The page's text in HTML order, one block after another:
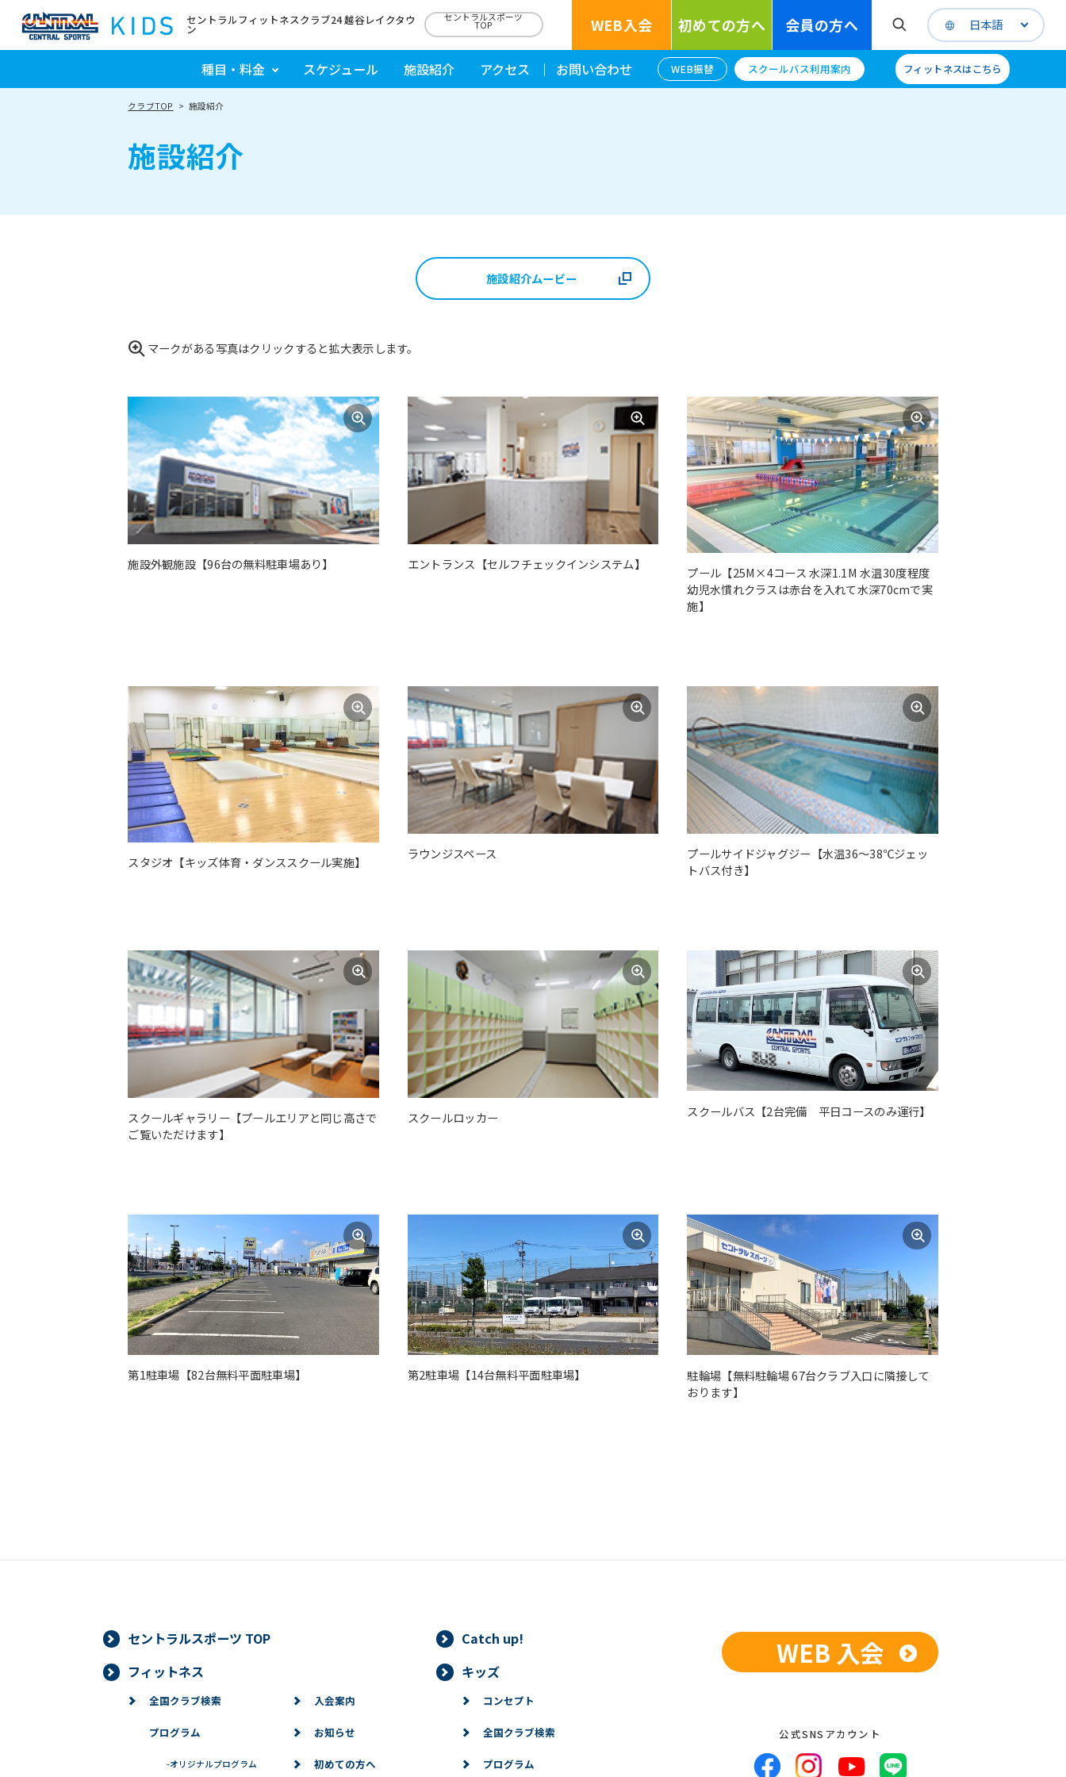
セントラルフィットネスクラブ24 越谷レイクタウ
ン
セントラルスポーツ
TOP WEB入会 初めての方へ 会員の方へ 日本語
種目・料金 スケジュール 施設紹介 アクセス お問い合わせ WEB振替 スクールバス利用案内 フィットネスはこちら
クラブTOP 施設紹介
施設紹介
施設紹介ムービー
JR武
蔵野線
「越谷
レイク
タウン
駅」よ
り徒歩
ミン
育」
ズダン
オスス
マークがある写真はクリックすると拡大表示します。
施設外観施設【96台の無料駐車場あり】 エントランス【セルフチェックインシステム】
プール【25M×4コース 水深1.1M 水温30度程度
幼児水慣れクラスは赤台を入れて水深70cmで実
施】
スタジオ【キッズ体育・ダンススクール実施】
ラウンジスペース
プールサイドジャグジー【水温36～38℃ジェッ
トバス付き】
スクールギャラリー【プールエリアと同じ高さで
ご覧いただけます】
スクールロッカー スクールバス【2台完備 平日コースのみ運行】
第1駐車場【82台無料平面駐車場】 第2駐車場【14台無料平面駐車場】
駐輪場【無料駐輪場 67台クラブ入口に隣接して
おります】
Central Sports official website is
automatically translated into
English. Click the link below (start
automatic translation) to return to
the top page.
However, if you use an automatic
translation service, the Japanese
version of this website will be
translated mechanically, so it may
Automatic translation start
セントラルスポーツ TOP
Catch up!
フィットネス
全国クラブ検索
プログラム
-オリジナルプログラム
入会案内
お知らせ
初めての方へ
キッズ
コンセプト
全国クラブ検索
プログラム
WEB 入会
公式SNSアカウント